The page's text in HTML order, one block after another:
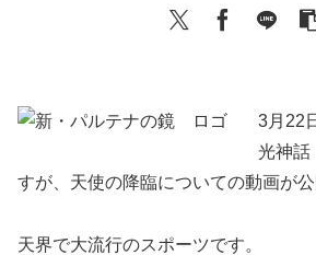
3月22
光神
すが、天使の降臨についての動画が公
天界で大流行のスポーツです。